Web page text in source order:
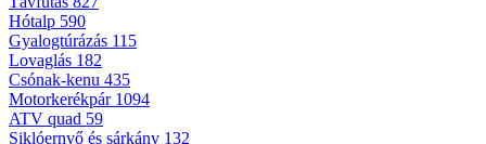
Hótalp 590
Gyalogtúrázás 115
Lovaglás 182
Csónak-kenu 435
Motorkerékpár 1094
ATV quad 59
Siklóernyő és sárkány 132